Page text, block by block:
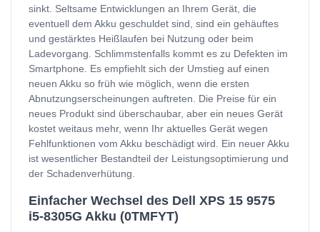
sinkt. Seltsame Entwicklungen an Ihrem Gerät, die
eventuell dem Akku geschuldet sind, sind ein gehäuftes
und gestärktes Heißlaufen bei Nutzung oder beim
Ladevorgang. Schlimmstenfalls kommt es zu Defekten im
Smartphone. Es empfiehlt sich der Umstieg auf einen
neuen Akku so früh wie möglich, wenn die ersten
Abnutzungserscheinungen auftreten. Die Preise für ein
neues Produkt sind überschaubar, aber ein neues Gerät
kostet weitaus mehr, wenn Ihr aktuelles Gerät wegen
Fehlfunktionen vom Akku beschädigt wird. Ein neuer Akku
ist wesentlicher Bestandteil der Leistungsoptimierung und
der Schadenverhütung.
Einfacher Wechsel des Dell XPS 15 9575
i5-8305G Akku (0TMFYT)